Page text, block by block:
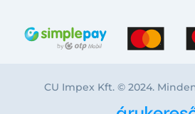
CU Impex Kft. © 2024.